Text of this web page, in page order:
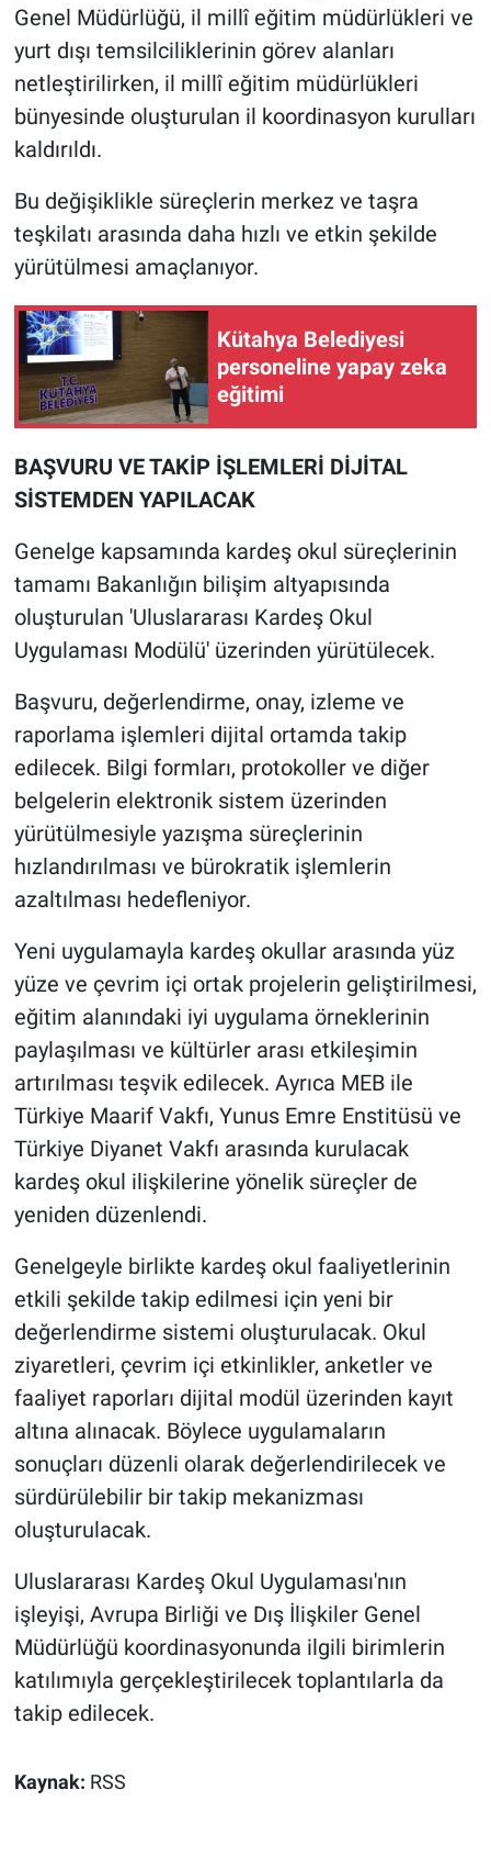
Genel Müdürlüğü, il millî eğitim müdürlükleri ve
yurt dışı temsilciliklerinin görev alanları
netleştirilirken, il millî eğitim müdürlükleri
bünyesinde oluşturulan il koordinasyon kurulları
kaldırıldı.
Bu değişiklikle süreçlerin merkez ve taşra
teşkilatı arasında daha hızlı ve etkin şekilde
yürütülmesi amaçlanıyor.
Kütahya Belediyesi
personeline yapay zeka
eğitimi
BAŞVURU VE TAKİP İŞLEMLERİ DİJİTAL
SİSTEMDEN YAPILACAK
Genelge kapsamında kardeş okul süreçlerinin
tamamı Bakanlığın bilişim altyapısında
oluşturulan 'Uluslararası Kardeş Okul
Uygulaması Modülü' üzerinden yürütülecek.
Başvuru, değerlendirme, onay, izleme ve
raporlama işlemleri dijital ortamda takip
edilecek. Bilgi formları, protokoller ve diğer
belgelerin elektronik sistem üzerinden
yürütülmesiyle yazışma süreçlerinin
hızlandırılması ve bürokratik işlemlerin
azaltılması hedefleniyor.
Yeni uygulamayla kardeş okullar arasında yüz
yüze ve çevrim içi ortak projelerin geliştirilmesi,
eğitim alanındaki iyi uygulama örneklerinin
paylaşılması ve kültürler arası etkileşimin
artırılması teşvik edilecek. Ayrıca MEB ile
Türkiye Maarif Vakfı, Yunus Emre Enstitüsü ve
Türkiye Diyanet Vakfı arasında kurulacak
kardeş okul ilişkilerine yönelik süreçler de
yeniden düzenlendi.
Genelgeyle birlikte kardeş okul faaliyetlerinin
etkili şekilde takip edilmesi için yeni bir
değerlendirme sistemi oluşturulacak. Okul
ziyaretleri, çevrim içi etkinlikler, anketler ve
faaliyet raporları dijital modül üzerinden kayıt
altına alınacak. Böylece uygulamaların
sonuçları düzenli olarak değerlendirilecek ve
sürdürülebilir bir takip mekanizması
oluşturulacak.
Uluslararası Kardeş Okul Uygulaması'nın
işleyişi, Avrupa Birliği ve Dış İlişkiler Genel
Müdürlüğü koordinasyonunda ilgili birimlerin
katılımıyla gerçekleştirilecek toplantılarla da
takip edilecek.
Kaynak: RSS